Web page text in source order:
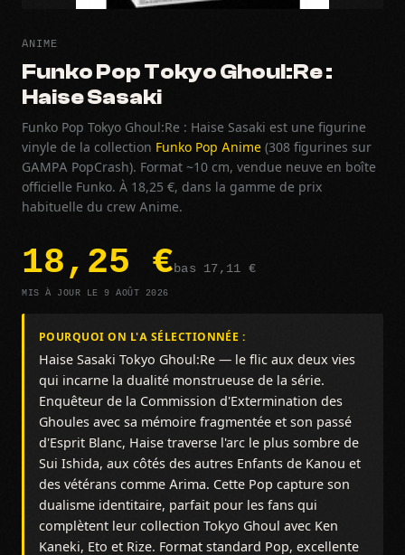
ANIME
Funko Pop Tokyo Ghoul:Re :
Haise Sasaki
Funko Pop Tokyo Ghoul:Re : Haise Sasaki est une figurine
vinyle de la collection Funko Pop Anime (308 figurines sur
GAMPA PopCrash). Format ~10 cm, vendue neuve en boîte
officielle Funko. À 18,25 €, dans la gamme de prix
habituelle du crew Anime.
18,25 €bas 17,11 €
MIS À JOUR LE 9 AOÛT 2026
POURQUOI ON L'A SÉLECTIONNÉE :
Haise Sasaki Tokyo Ghoul:Re — le flic aux deux vies
qui incarne la dualité monstrueuse de la série.
Enquêteur de la Commission d'Extermination des
Ghoules avec sa mémoire fragmentée et son passé
d'Esprit Blanc, Haise traverse l'arc le plus sombre de
Sui Ishida, aux côtés des autres Enfants de Kanou et
des vétérans comme Arima. Cette Pop capture son
dualisme identitaire, parfait pour les fans qui
complètent leur collection Tokyo Ghoul avec Ken
Kaneki, Eto et Rize. Format standard Pop, excellente